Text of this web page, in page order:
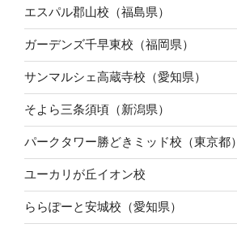
エスパル郡山校（福島県）
ガーデンズ千早東校（福岡県）
サンマルシェ高蔵寺校（愛知県）
そよら三条須頃（新潟県）
パークタワー勝どきミッド校（東京都）
ユーカリが丘イオン校
ららぽーと安城校（愛知県）